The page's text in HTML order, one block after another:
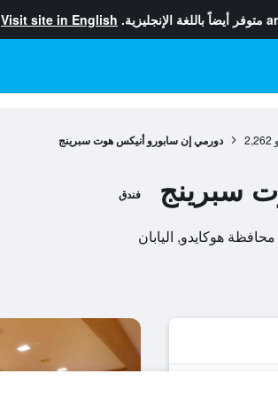
متوفر أيضاً باللغة الإنجليزية. Visit site in English
2,262 دورمي إن سابورو أنيكس هوت سبرينج
سبرينج فندق